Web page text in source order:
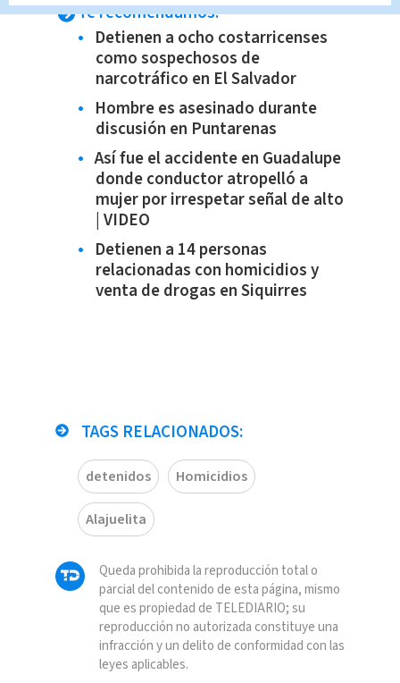
Te recomendamos:
Detienen a ocho costarricenses
como sospechosos de
narcotráfico en El Salvador
Hombre es asesinado durante
discusión en Puntarenas
Así fue el accidente en Guadalupe
donde conductor atropelló a
mujer por irrespetar señal de alto
| VIDEO
Detienen a 14 personas
relacionadas con homicidios y
venta de drogas en Siquirres
TAGS RELACIONADOS:
detenidos Homicidios
Alajuelita
Queda prohibida la reproducción total o
parcial del contenido de esta página, mismo
que es propiedad de TELEDIARIO; su
reproducción no autorizada constituye una
infracción y un delito de conformidad con las
leyes aplicables.